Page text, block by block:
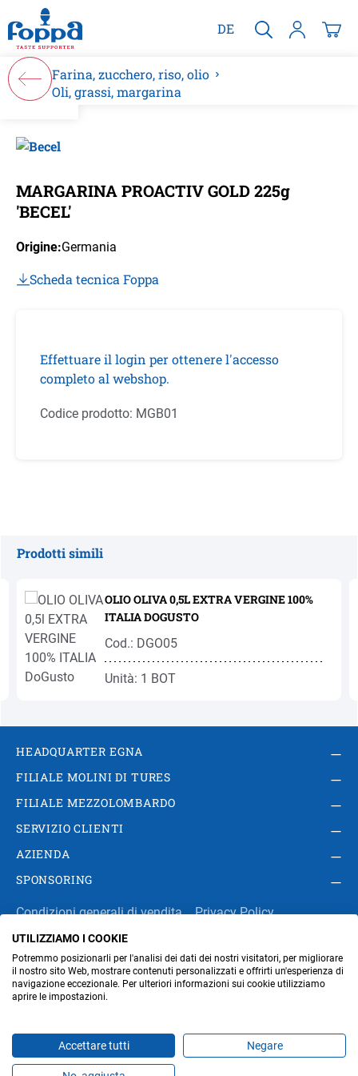
principale
DE
Farina, zucchero, riso, olio
Oli, grassi, margarina
MARGARINA PROACTIV GOLD 225g
'BECEL'
Origine:Germania
Scheda tecnica Foppa
Effettuare il login per ottenere l'accesso
completo al webshop.
Codice prodotto: MGB01
Prodotti simili
OLIO OLIVA 0,5L EXTRA VERGINE 100%
ITALIA DOGUSTO
Cod.: DGO05
Unità: 1 BOT
HEADQUARTER EGNA
FILIALE MOLINI DI TURES
FILIALE MEZZOLOMBARDO
SERVIZIO CLIENTI
AZIENDA
SPONSORING
Condizioni generali di vendita
Privacy Policy
Impressum
Modifica impostazioni dei cookie
Amministrazione
UTILIZZIAMO I COOKIE
Potremmo posizionarli per l'analisi dei dati dei nostri visitatori, per migliorare
il nostro sito Web, mostrare contenuti personalizzati e offrirti un'esperienza di
navigazione eccezionale. Per ulteriori informazioni sui cookie utilizziamo
aprire le impostazioni.
Accettare tutti Negare